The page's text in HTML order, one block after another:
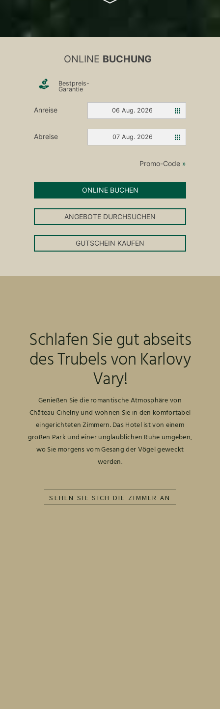
ONLINE BUCHUNG
Bestpreis-
Garantie
Anreise 06 Aug. 2026
Abreise 07 Aug. 2026
Promo-Code »
ONLINE BUCHEN
ANGEBOTE DURCHSUCHEN
GUTSCHEIN KAUFEN
Schlafen Sie gut abseits
des Trubels von Karlovy
Vary!
Genießen Sie die romantische Atmosphäre von
Château Cihelny und wohnen Sie in den komfortabel
eingerichteten Zimmern. Das Hotel ist von einem
großen Park und einer unglaublichen Ruhe umgeben,
wo Sie morgens vom Gesang der Vögel geweckt
werden.
SEHEN SIE SICH DIE ZIMMER AN